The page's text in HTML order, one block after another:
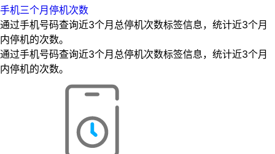
手机三个月停机次数
通过手机号码查询近3个月总停机次数标签信息，统计近3个月
内停机的次数。
通过手机号码查询近3个月总停机次数标签信息，统计近3个月
内停机的次数。